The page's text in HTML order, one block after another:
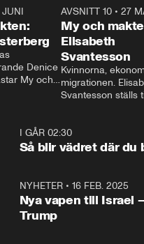
23:40
Denice
My och
AVSNITT 10 •27
My och
Elisabeth
Svantesson
Kvinnorna,
migrationen.
Svantesson ställs
I GÅR 02:30
Så blir vädret där du
NYHETER• 16 FEB. 2025
Nya vapen till Israel
Trump